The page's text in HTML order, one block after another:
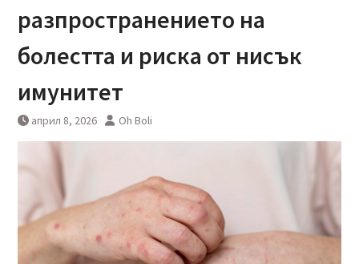
разпространението на
болестта и риска от нисък
имунитет
април 8, 2026 Oh Boli